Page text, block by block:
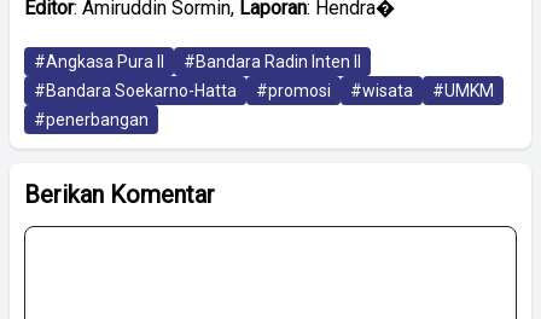
Editor: Amiruddin Sormin, Laporan: Hendra�
#Angkasa Pura II
#Bandara Radin Inten II
#Bandara Soekarno-Hatta
#promosi #wisata
#UMKM
#penerbangan
Berikan Komentar